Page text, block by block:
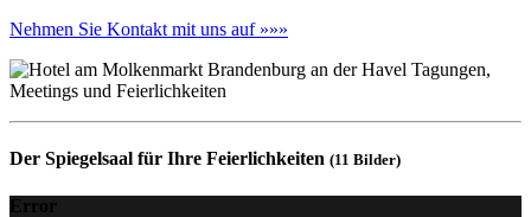
Nehmen Sie Kontakt mit uns auf »»»
Der Spiegelsaal für Ihre Feierlichkeiten (11 Bilder)
Error